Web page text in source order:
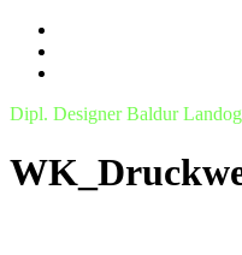
Dipl. Designer Baldur